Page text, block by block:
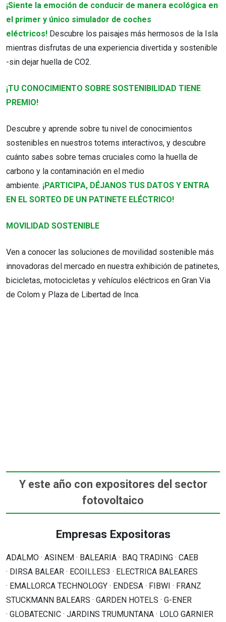
¡Siente la emoción de conducir de manera ecológica en
el primer y único simulador de coches
eléctricos! Descubre los paisajes más hermosos de la Isla
mientras disfrutas de una experiencia divertida y sostenible
-sin dejar huella de CO2.
¡TU CONOCIMIENTO SOBRE SOSTENIBILIDAD TIENE
PREMIO!
Descubre y aprende sobre tu nivel de conocimientos
sostenibles en nuestros totems interactivos, y descubre
cuánto sabes sobre temas cruciales como la huella de
carbono y la contaminación en el medio
ambiente. ¡PARTICIPA, DÉJANOS TUS DATOS Y ENTRA
EN EL SORTEO DE UN PATINETE ELÉCTRICO!
MOVILIDAD SOSTENIBLE
Ven a conocer las soluciones de movilidad sostenible más
innovadoras del mercado en nuestra exhibición de patinetes,
bicicletas, motocicletas y vehículos eléctricos en Gran Via
de Colom y Plaza de Libertad de Inca.
Y este año con expositores del sector
fotovoltaico
Empresas Expositoras
ADALMO · ASINEM · BALEARIA · BAQ TRADING · CAEB
· DIRSA BALEAR · ECOILLES3 · ELECTRICA BALEARES
· EMALLORCA TECHNOLOGY · ENDESA · FIBWI · FRANZ
STUCKMANN BALEARS · GARDEN HOTELS · G-ENER
· GLOBATECNIC · JARDINS TRUMUNTANA · LOLO GARNIER